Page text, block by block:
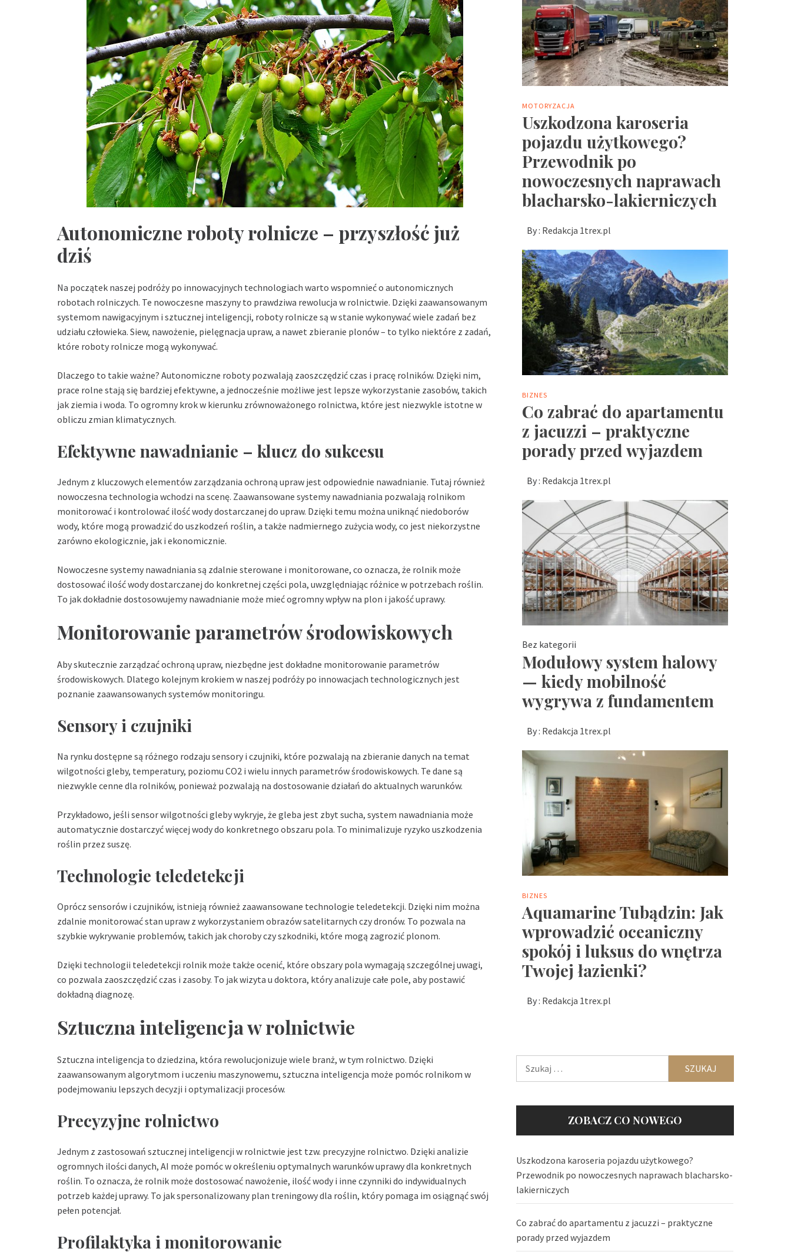
Autonomiczne roboty rolnicze – przyszłość już
dziś
Na początek naszej podróży po innowacyjnych technologiach warto wspomnieć o autonomicznych
robotach rolniczych. Te nowoczesne maszyny to prawdziwa rewolucja w rolnictwie. Dzięki zaawansowanym
systemom nawigacyjnym i sztucznej inteligencji, roboty rolnicze są w stanie wykonywać wiele zadań bez
udziału człowieka. Siew, nawożenie, pielęgnacja upraw, a nawet zbieranie plonów – to tylko niektóre z zadań,
które roboty rolnicze mogą wykonywać.
Dlaczego to takie ważne? Autonomiczne roboty pozwalają zaoszczędzić czas i pracę rolników. Dzięki nim,
prace rolne stają się bardziej efektywne, a jednocześnie możliwe jest lepsze wykorzystanie zasobów, takich
jak ziemia i woda. To ogromny krok w kierunku zrównoważonego rolnictwa, które jest niezwykle istotne w
obliczu zmian klimatycznych.
Efektywne nawadnianie – klucz do sukcesu
Jednym z kluczowych elementów zarządzania ochroną upraw jest odpowiednie nawadnianie. Tutaj również
nowoczesna technologia wchodzi na scenę. Zaawansowane systemy nawadniania pozwalają rolnikom
monitorować i kontrolować ilość wody dostarczanej do upraw. Dzięki temu można uniknąć niedoborów
wody, które mogą prowadzić do uszkodzeń roślin, a także nadmiernego zużycia wody, co jest niekorzystne
zarówno ekologicznie, jak i ekonomicznie.
Nowoczesne systemy nawadniania są zdalnie sterowane i monitorowane, co oznacza, że rolnik może
dostosować ilość wody dostarczanej do konkretnej części pola, uwzględniając różnice w potrzebach roślin.
To jak dokładnie dostosowujemy nawadnianie może mieć ogromny wpływ na plon i jakość uprawy.
Monitorowanie parametrów środowiskowych
Aby skutecznie zarządzać ochroną upraw, niezbędne jest dokładne monitorowanie parametrów
środowiskowych. Dlatego kolejnym krokiem w naszej podróży po innowacjach technologicznych jest
poznanie zaawansowanych systemów monitoringu.
Sensory i czujniki
Na rynku dostępne są różnego rodzaju sensory i czujniki, które pozwalają na zbieranie danych na temat
wilgotności gleby, temperatury, poziomu CO2 i wielu innych parametrów środowiskowych. Te dane są
niezwykle cenne dla rolników, ponieważ pozwalają na dostosowanie działań do aktualnych warunków.
Przykładowo, jeśli sensor wilgotności gleby wykryje, że gleba jest zbyt sucha, system nawadniania może
automatycznie dostarczyć więcej wody do konkretnego obszaru pola. To minimalizuje ryzyko uszkodzenia
roślin przez suszę.
Technologie teledetekcji
Oprócz sensorów i czujników, istnieją również zaawansowane technologie teledetekcji. Dzięki nim można
zdalnie monitorować stan upraw z wykorzystaniem obrazów satelitarnych czy dronów. To pozwala na
szybkie wykrywanie problemów, takich jak choroby czy szkodniki, które mogą zagrozić plonom.
Dzięki technologii teledetekcji rolnik może także ocenić, które obszary pola wymagają szczególnej uwagi,
co pozwala zaoszczędzić czas i zasoby. To jak wizyta u doktora, który analizuje całe pole, aby postawić
dokładną diagnozę.
Sztuczna inteligencja w rolnictwie
Sztuczna inteligencja to dziedzina, która rewolucjonizuje wiele branż, w tym rolnictwo. Dzięki
zaawansowanym algorytmom i uczeniu maszynowemu, sztuczna inteligencja może pomóc rolnikom w
podejmowaniu lepszych decyzji i optymalizacji procesów.
Precyzyjne rolnictwo
Jednym z zastosowań sztucznej inteligencji w rolnictwie jest tzw. precyzyjne rolnictwo. Dzięki analizie
ogromnych ilości danych, AI może pomóc w określeniu optymalnych warunków uprawy dla konkretnych
roślin. To oznacza, że rolnik może dostosować nawożenie, ilość wody i inne czynniki do indywidualnych
potrzeb każdej uprawy. To jak spersonalizowany plan treningowy dla roślin, który pomaga im osiągnąć swój
pełen potencjał.
Profilaktyka i monitorowanie
MOTORYZACJA
Uszkodzona karoseria
pojazdu użytkowego?
Przewodnik po
nowoczesnych naprawach
blacharsko-lakierniczych
By : Redakcja 1trex.pl
BIZNES
Co zabrać do apartamentu
z jacuzzi – praktyczne
porady przed wyjazdem
By : Redakcja 1trex.pl
Bez kategorii
Modułowy system halowy
— kiedy mobilność
wygrywa z fundamentem
By : Redakcja 1trex.pl
BIZNES
Aquamarine Tubądzin: Jak
wprowadzić oceaniczny
spokój i luksus do wnętrza
Twojej łazienki?
By : Redakcja 1trex.pl
Szukaj:
ZOBACZ CO NOWEGO
Uszkodzona karoseria pojazdu użytkowego?
Przewodnik po nowoczesnych naprawach blacharsko-
lakierniczych
Co zabrać do apartamentu z jacuzzi – praktyczne
porady przed wyjazdem